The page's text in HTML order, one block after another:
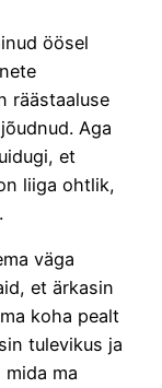
öösel
räästaaluse
Aga
et
liiga ohtlik,
väga
et ärkasin
koha pealt
tulevikus ja
ma